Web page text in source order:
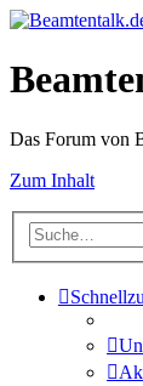
Das Forum von
Zum Inhalt